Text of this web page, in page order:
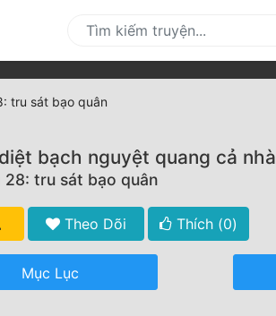
tru sát bạo quân
bạch nguyệt quang cả nhà
tru sát bạo quân
Theo Dõi Thích (0)
Mục Lục